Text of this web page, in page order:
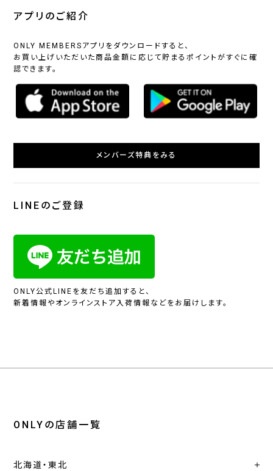
アプリのご紹介
ONLY MEMBERSアプリをダウンロードすると、
お買い上げいただいた商品金額に応じて貯まるポイントがすぐに確
認できます。
メンバーズ特典をみる
LINEのご登録
ONLY公式LINEを友だち追加すると、
新着情報やオンラインストア入荷情報などをお届けします。
ONLYの店舗一覧
北海道・東北